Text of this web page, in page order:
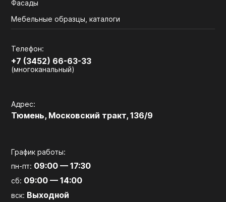
Фасады
Мебельные образцы, каталоги
Телефон:
+7 (3452) 66-63-33
(многоканальный)
Адрес:
Тюмень, Московский тракт, 136/9
График работы:
пн-пт: 09:00 — 17:30
сб: 09:00 — 14:00
вск: Выходной